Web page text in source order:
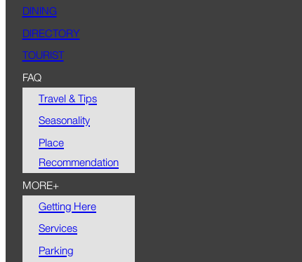
DINING
DIRECTORY
TOURIST
FAQ
Travel & Tips
Seasonality
Place
Recommendation
MORE+
Getting Here
Services
Parking